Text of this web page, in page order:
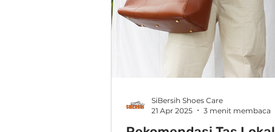
SiBersih Shoes Care
21 Apr 2025
3 menit membaca